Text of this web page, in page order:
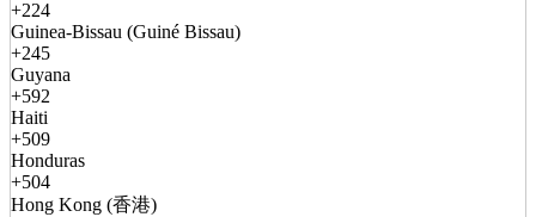
+224
Guinea-Bissau (Guiné Bissau)
+245
Guyana
+592
Haiti
+509
Honduras
+504
Hong Kong (香港)